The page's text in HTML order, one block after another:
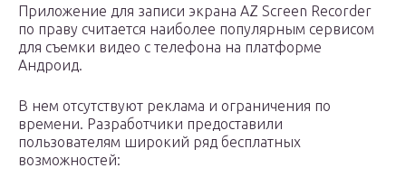
Приложение для записи экрана AZ Screen Recorder
по праву считается наиболее популярным сервисом
для съемки видео с телефона на платформе
Андроид.
В нем отсутствуют реклама и ограничения по
времени. Разработчики предоставили
пользователям широкий ряд бесплатных
возможностей: